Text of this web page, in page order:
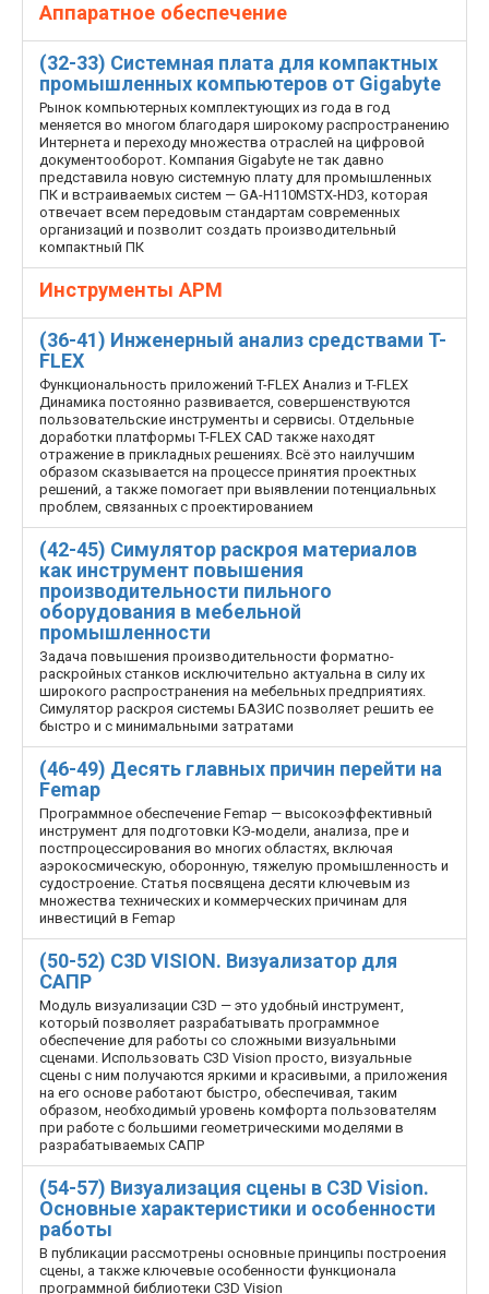
Аппаратное обеспечение
(32-33) Системная плата для компактных
промышленных компьютеров от Gigabyte
Рынок компьютерных комплектующих из года в год
меняется во многом благодаря широкому распространению
Интернета и переходу множества отраслей на цифровой
документооборот. Компания Gigabyte не так давно
представила новую системную плату для промышленных
ПК и встраиваемых систем — GA-H110MSTX-HD3, которая
отвечает всем передовым стандартам современных
организаций и позволит создать производительный
компактный ПК
Инструменты АРМ
(36-41) Инженерный анализ средствами T-
FLEX
Функциональность приложений T-FLEX Анализ и T-FLEX
Динамика постоянно развивается, совершенствуются
пользовательские инструменты и сервисы. Отдельные
доработки платформы T-FLEX CAD также находят
отражение в прикладных решениях. Всё это наилучшим
образом сказывается на процессе принятия проектных
решений, а также помогает при выявлении потенциальных
проблем, связанных с проектированием
(42-45) Симулятор раскроя материалов
как инструмент повышения
производительности пильного
оборудования в мебельной
промышленности
Задача повышения производительности форматно-
раскройных станков исключительно актуальна в силу их
широкого распространения на мебельных предприятиях.
Симулятор раскроя системы БАЗИС позволяет решить ее
быстро и с минимальными затратами
(46-49) Десять главных причин перейти на
Femap
Программное обеспечение Femap — высокоэффективный
инструмент для подготовки КЭ-модели, анализа, пре­ и
постпроцессирования во многих областях, включая
аэрокосмическую, оборонную, тяжелую промышленность и
судостроение. Статья посвящена десяти ключевым из
множества технических и коммерческих причинам для
инвестиций в Femap
(50-52) C3D VISION. Визуализатор для
САПР
Модуль визуализации C3D — это удобный инструмент,
который позволяет разрабатывать программное
обеспечение для работы со сложными визуальными
сценами. Использовать C3D Vision просто, визуальные
сцены с ним получаются яркими и красивыми, а приложения
на его основе работают быстро, обеспечивая, таким
образом, необходимый уровень комфорта пользователям
при работе с большими геометрическими моделями в
разрабатываемых САПР
(54-57) Визуализация сцены в C3D Vision.
Основные характеристики и особенности
работы
В публикации рассмотрены основные принципы построения
сцены, а также ключевые особенности функционала
программной библиотеки C3D Vision